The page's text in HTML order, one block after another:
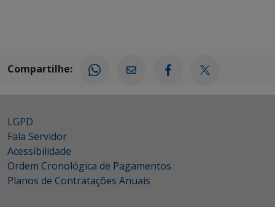
Compartilhe:
LGPD
Fala Servidor
Acessibilidade
Ordem Cronológica de Pagamentos
Planos de Contratações Anuais